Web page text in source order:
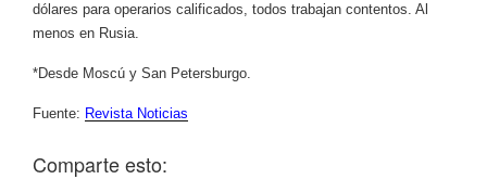
dólares para operarios calificados, todos trabajan contentos. Al
menos en Rusia.
*Desde Moscú y San Petersburgo.
Fuente: Revista Noticias
Comparte esto: